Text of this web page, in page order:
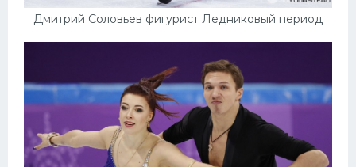
Дмитрий Соловьев фигурист Ледниковый период